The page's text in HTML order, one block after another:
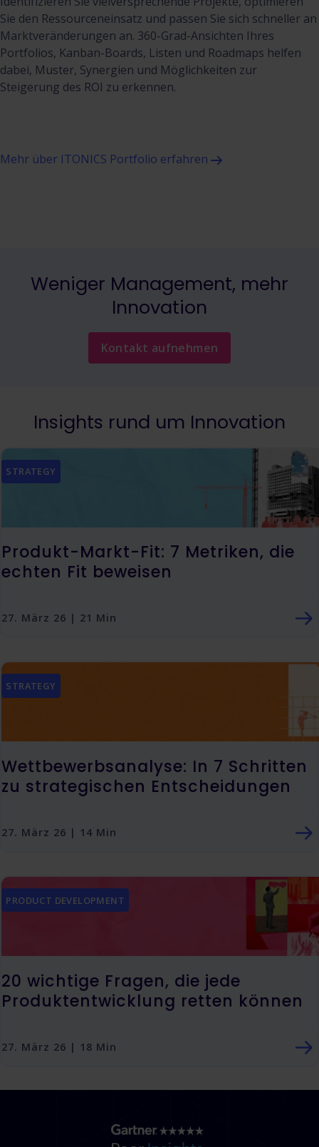
Sie den Ressourceneinsatz und passen Sie sich schneller an
Marktveränderungen an. 360-Grad-Ansichten Ihres
Portfolios, Kanban-Boards, Listen und Roadmaps helfen
dabei, Muster, Synergien und Möglichkeiten zur
Steigerung des ROI zu erkennen.
Mehr über ITONICS Portfolio erfahren
Weniger Management, mehr
Innovation
Kontakt aufnehmen
Insights rund um Innovation
STRATEGY
Produkt-Markt-Fit: 7 Metriken, die
echten Fit beweisen
27. März 26 | 21 Min
STRATEGY
Wettbewerbsanalyse: In 7 Schritten
zu strategischen Entscheidungen
27. März 26 | 14 Min
PRODUCT DEVELOPMENT
20 wichtige Fragen, die jede
Produktentwicklung retten können
27. März 26 | 18 Min